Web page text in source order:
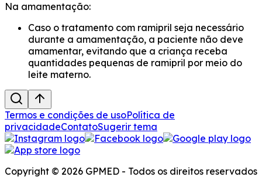
Na amamentação:
Caso o tratamento com ramipril seja necessário
durante a amamentação, a paciente não deve
amamentar, evitando que a criança receba
quantidades pequenas de ramipril por meio do
leite materno.
Termos e condições de usoPolítica de
privacidadeContatoSugerir tema
Copyright © 2026 GPMED - Todos os direitos reservados